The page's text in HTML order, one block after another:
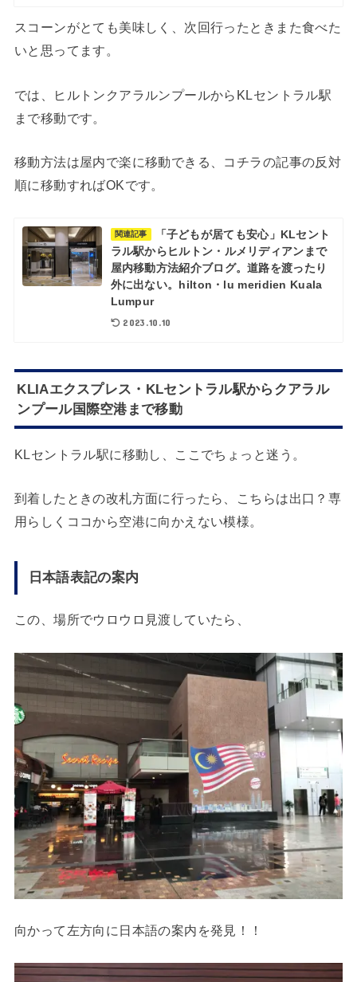
スコーンがとても美味しく、次回行ったときまた食べた
いと思ってます。
では、ヒルトンクアラルンプールからKLセントラル駅
まで移動です。
移動方法は屋内で楽に移動できる、コチラの記事の反対
順に移動すればOKです。
関連記事
「子どもが居ても安心」KLセント
ラル駅からヒルトン・ルメリディアンまで
屋内移動方法紹介ブログ。道路を渡ったり
外に出ない。hilton・lu meridien Kuala
Lumpur
2023.10.10
KLIAエクスプレス・KLセントラル駅からクアラル
ンプール国際空港まで移動
KLセントラル駅に移動し、ここでちょっと迷う。
到着したときの改札方面に行ったら、こちらは出口？専
用らしくココから空港に向かえない模様。
日本語表記の案内
この、場所でウロウロ見渡していたら、
向かって左方向に日本語の案内を発見！！